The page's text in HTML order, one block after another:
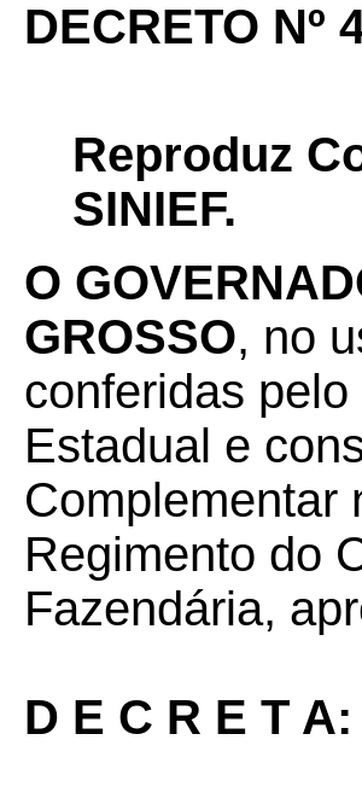
DECRETO Nº
Reproduz
SINIEF.
O
GROSSO, no
conferidas
Estadual e
Complementar
Regimento do
Fazendária,
D E C R E T A: